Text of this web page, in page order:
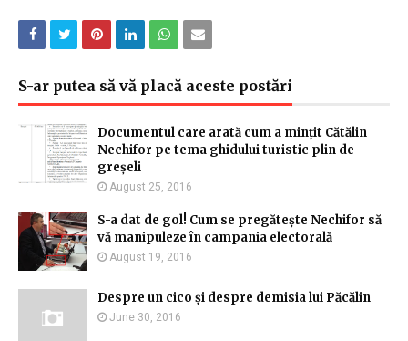
S-ar putea să vă placă aceste postări
Documentul care arată cum a mințit Cătălin
Nechifor pe tema ghidului turistic plin de
greșeli
August 25, 2016
S-a dat de gol! Cum se pregătește Nechifor să
vă manipuleze în campania electorală
August 19, 2016
Despre un cico și despre demisia lui Păcălin
June 30, 2016